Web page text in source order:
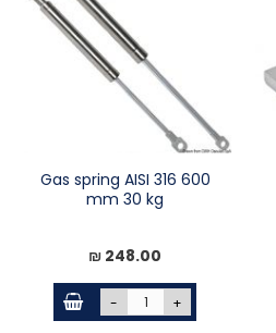
Gas spring AISI 316 600
mm 30 kg
248.00 ₪
- +